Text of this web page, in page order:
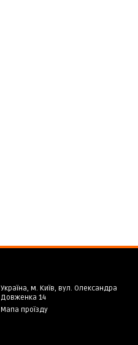
Україна, м. Київ, вул. Олександра
Довженка 14
Мапа проїзду